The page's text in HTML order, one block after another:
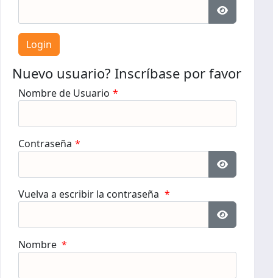
Mostrar
Nuevo usuario? Inscríbase por favor
Nombre de Usuario *
Contraseña *
Mostrar
Vuelva a escribir la contraseña *
Mostrar
Nombre *